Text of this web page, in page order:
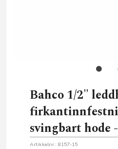
Bahco 1/2"
svingbart hode
Artikkelnr.: 8157-15